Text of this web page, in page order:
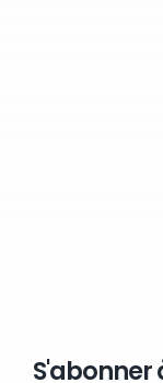
S'abonner